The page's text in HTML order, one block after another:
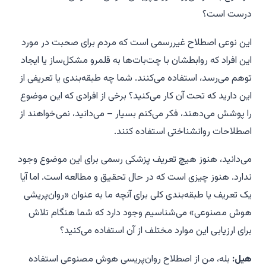
درست است؟
این نوعی اصطلاح غیررسمی است که مردم برای صحبت در مورد
این افراد که روابطشان با چت‌بات‌ها به قلمرو مشکل‌ساز یا ایجاد
توهم می‌رسد، استفاده می‌کنند. شما چه طبقه‌بندی یا تعریفی از
این دارید که تحت آن کار می‌کنید؟ برخی از افرادی که این موضوع
را پوشش می‌دهند، فکر می‌کنم بسیار – می‌دانید، نمی‌خواهند از
اصطلاحات روانشناختی استفاده کنند.
می‌دانید، هنوز هیچ تعریف پزشکی رسمی برای این موضوع وجود
ندارد. هنوز چیزی است که در حال تحقیق و مطالعه است. اما آیا
یک تعریف یا طبقه‌بندی کلی برای آنچه ما به عنوان «روان‌پریشی
هوش مصنوعی» می‌شناسیم وجود دارد که شما هنگام تلاش
برای ارزیابی این موارد مختلف از آن استفاده می‌کنید؟
هیل: بله، من از اصطلاح روان‌پریسی هوش مصنوعی استفاده